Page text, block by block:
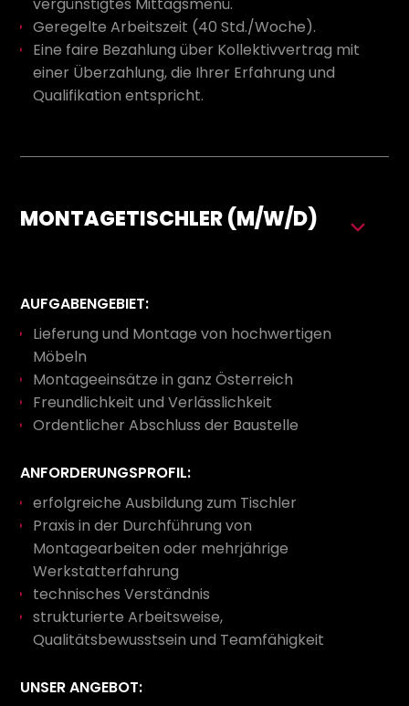
Geregelte Arbeitszeit (40 Std./Woche).
Eine faire Bezahlung über Kollektivvertrag mit
einer Überzahlung, die Ihrer Erfahrung und
Qualifikation entspricht.
MONTAGETISCHLER (M/W/D)
AUFGABENGEBIET:
Lieferung und Montage von hochwertigen
Möbeln
Montageeinsätze in ganz Österreich
Freundlichkeit und Verlässlichkeit
Ordentlicher Abschluss der Baustelle
ANFORDERUNGSPROFIL:
erfolgreiche Ausbildung zum Tischler
Praxis in der Durchführung von
Montagearbeiten oder mehrjährige
Werkstatterfahrung
technisches Verständnis
strukturierte Arbeitsweise,
Qualitätsbewusstsein und Teamfähigkeit
UNSER ANGEBOT: